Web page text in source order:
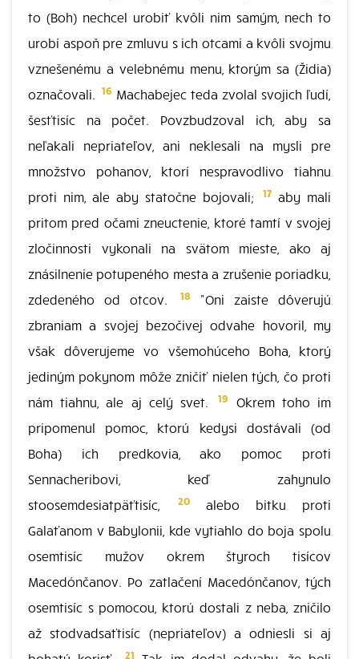
to (Boh) nechcel urobiť kvôli nim samým, nech to
urobí aspoň pre zmluvu s ich otcami a kvôli svojmu
vznešenému a velebnému menu, ktorým sa (Židia)
označovali. 16 Machabejec teda zvolal svojich ľudí,
šesťtisíc na počet. Povzbudzoval ich, aby sa
neľakali nepriateľov, ani neklesali na mysli pre
množstvo pohanov, ktorí nespravodlivo tiahnu
proti nim, ale aby statočne bojovali;
17 aby mali
pritom pred očami zneuctenie, ktoré tamtí v svojej
zločinnosti vykonali na svätom mieste, ako aj
znásilnenie potupeného mesta a zrušenie poriadku,
zdedeného od otcov.
18
"Oni zaiste dôverujú
zbraniam a svojej bezočivej odvahe hovoril, my
však dôverujeme vo všemohúceho Boha, ktorý
jediným pokynom môže zničiť nielen tých, čo proti
nám tiahnu, ale aj celý svet.
19
Okrem toho im
pripomenul pomoc, ktorú kedysi dostávali (od
Boha) ich predkovia, ako pomoc proti
Sennacheribovi, keď zahynulo
stoosemdesiatpäťtisíc,
20 alebo bitku proti
Galaťanom v Babylonii, kde vytiahlo do boja spolu
osemtisíc mužov okrem štyroch tisícov
Macedónčanov. Po zatlačení Macedónčanov, tých
osemtisíc s pomocou, ktorú dostali z neba, zničilo
až stodvadsaťtisíc (nepriateľov) a odniesli si aj
21